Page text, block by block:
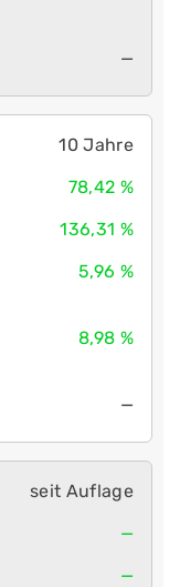
—
10 Jahre
78,42 %
136,31 %
5,96 %
8,98 %
—
seit Auflage
—
—